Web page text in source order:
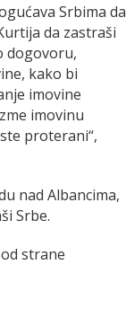
Srbima da
da zastraši
dogovoru,
kako bi
imovine
imovinu
proterani“,
nad Albancima,
Srbe.
strane